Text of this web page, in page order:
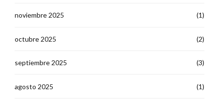
noviembre 2025 (1)
octubre 2025 (2)
septiembre 2025 (3)
agosto 2025 (1)